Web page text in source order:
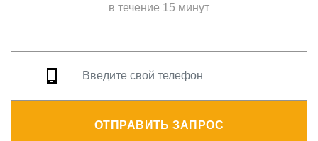
в течение 15 минут
ОТПРАВИТЬ ЗАПРОС